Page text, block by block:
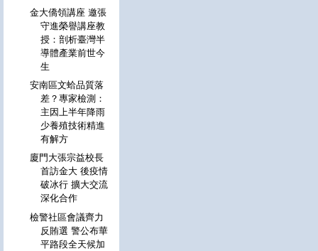
金大僑領講座 邀張
守進榮譽講座教
授：剖析臺灣半
導體產業前世今
生
安南區文蛤品質落
差？專家檢測：
主因上半年降雨
少養殖技術精進
有解方
廈門大張宗益校長
首訪金大 後疫情
破冰行 擴大交流
深化合作
檢警社區會議齊力
反賄選 警公布華
平路段全天候加